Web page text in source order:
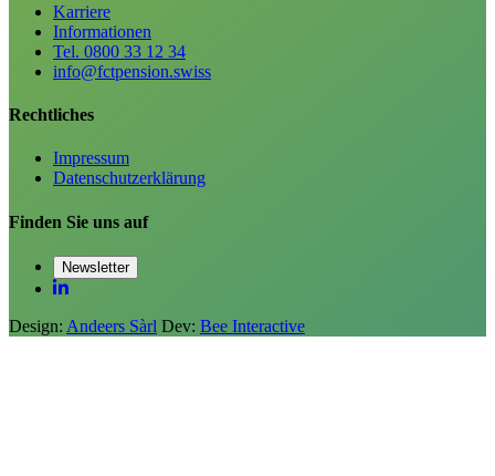
Karriere
Informationen
Tel. 0800 33 12 34
info@fctpension.swiss
Rechtliches
Impressum
Datenschutzerklärung
Finden Sie uns auf
Newsletter
Design: Andeers Sàrl Dev: Bee Interactive